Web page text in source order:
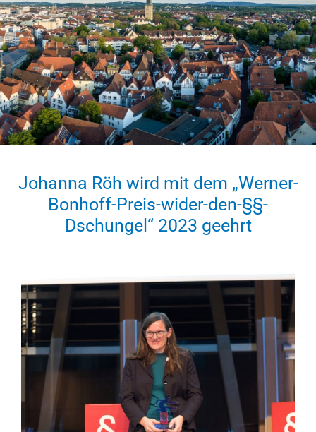
Johanna Röh wird mit dem „Werner-
Bonhoff-Preis-wider-den-§§-
Dschungel“ 2023 geehrt